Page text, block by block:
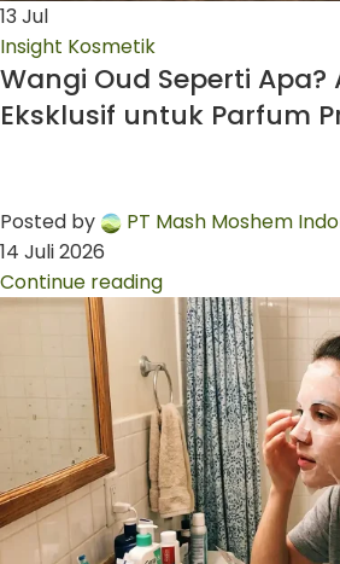
13 Jul
Insight Kosmetik
Wangi Oud Seperti Apa?
Eksklusif untuk Parfum
Posted by
PT Mash Moshem
14 Juli 2026
Continue reading